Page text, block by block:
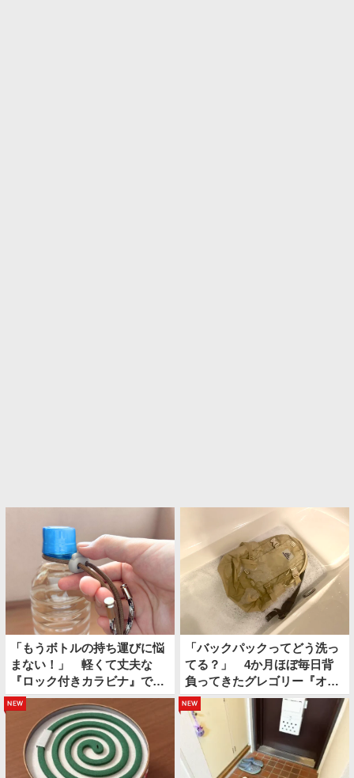
「もうボトルの持ち運びに悩
まない！」 軽くて丈夫な
『ロック付きカラビナ』で夏
のお出かけが快適になる
「バックパックってどう洗っ
てる？」 4か月ほぼ毎日背
負ってきたグレゴリー『オー
ルデイ』を…
new